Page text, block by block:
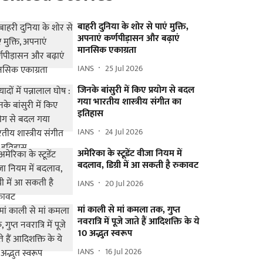
बाहरी दुनिया के शोर से पाएं मुक्ति,
अपनाएं कर्णपीड़ासन और बढ़ाएं
मानसिक एकाग्रता
IANS 25 Jul 2026
जिनके बांसुरी में किए प्रयोग से बदल
गया भारतीय शास्त्रीय संगीत का
इतिहास
IANS 24 Jul 2026
अमेरिका के स्टूडेंट वीजा नियम में
बदलाव, डिग्री में आ सकती है रुकावट
IANS 20 Jul 2026
मां काली से मां कमला तक, गुप्त
नवरात्रि में पूजे जाते हैं आदिशक्ति के ये
10 अद्भुत स्वरूप
IANS 16 Jul 2026